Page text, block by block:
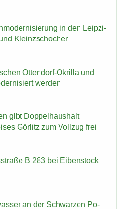
in den Leip­zi­
Kleinzschoch­er
Ottendorf-​Okrilla und
wer­den
gibt Dop­pel­haus­halt
Gör­litz zum Voll­zug frei
B 283 bei Ei­ben­stock
an der Schwar­zen Po­